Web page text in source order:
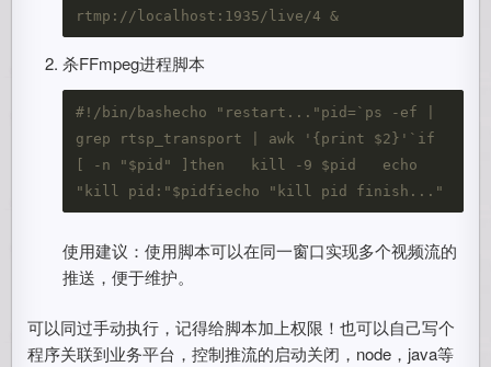
rtmp://localhost:1935/live/4 &
杀FFmpeg进程脚本
#!/bin/bashecho "restart..."pid=`ps -ef |
grep rtsp_transport | awk '{print $2}'`if
[ -n "$pid" ]then   kill -9 $pid   echo
"kill pid:"$pidfiecho "kill pid finish..."
使用建议：使用脚本可以在同一窗口实现多个视频流的
推送，便于维护。
可以同过手动执行，记得给脚本加上权限！也可以自己写个
程序关联到业务平台，控制推流的启动关闭，node，java等